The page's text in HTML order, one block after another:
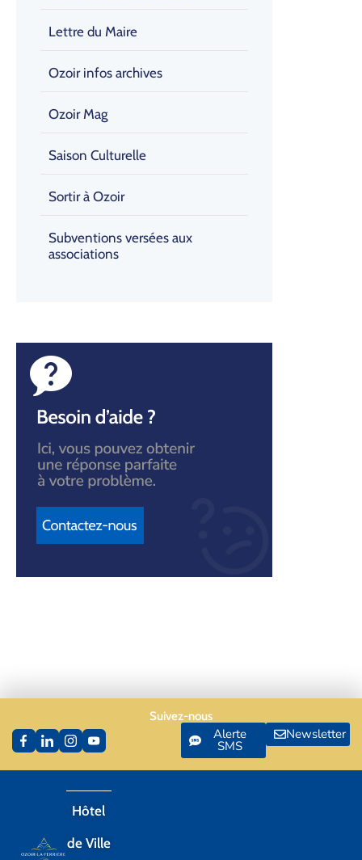
Lettre du Maire
Ozoir infos archives
Ozoir Mag
Saison Culturelle
Sortir à Ozoir
Subventions versées aux
associations
Hôtel
de Ville
Suivez-nous
Alerte
SMS
Newsletter